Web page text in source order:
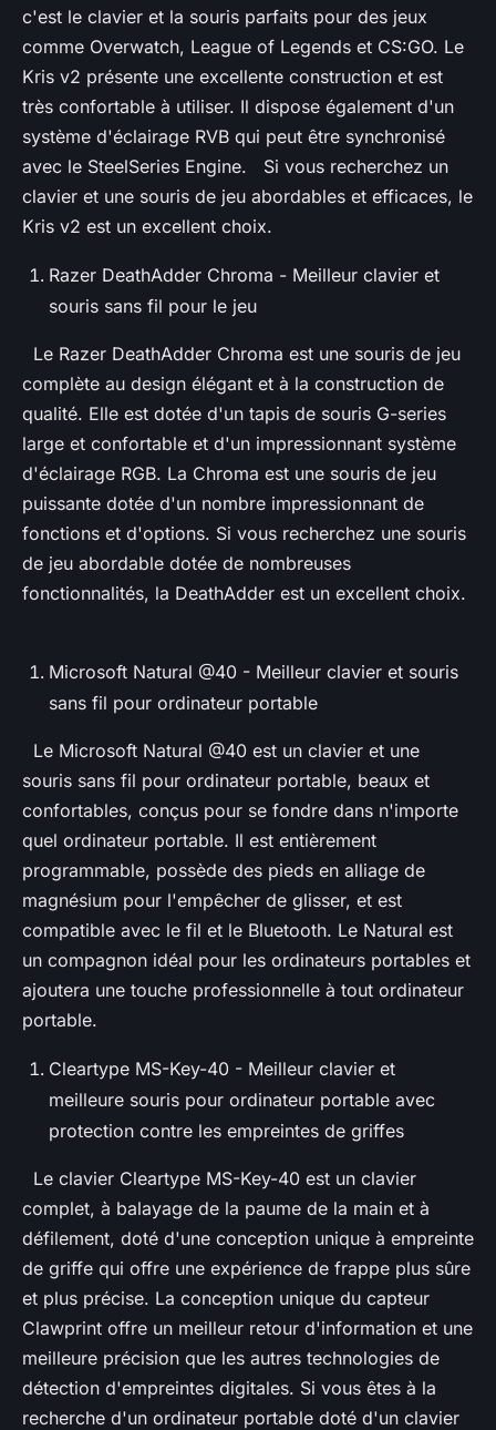
c'est le clavier et la souris parfaits pour des jeux
comme Overwatch, League of Legends et CS:GO. Le
Kris v2 présente une excellente construction et est
très confortable à utiliser. Il dispose également d'un
système d'éclairage RVB qui peut être synchronisé
avec le SteelSeries Engine. Si vous recherchez un
clavier et une souris de jeu abordables et efficaces, le
Kris v2 est un excellent choix.
Razer DeathAdder Chroma - Meilleur clavier et
souris sans fil pour le jeu
Le Razer DeathAdder Chroma est une souris de jeu
complète au design élégant et à la construction de
qualité. Elle est dotée d'un tapis de souris G-series
large et confortable et d'un impressionnant système
d'éclairage RGB. La Chroma est une souris de jeu
puissante dotée d'un nombre impressionnant de
fonctions et d'options. Si vous recherchez une souris
de jeu abordable dotée de nombreuses
fonctionnalités, la DeathAdder est un excellent choix.
Microsoft Natural @40 - Meilleur clavier et souris
sans fil pour ordinateur portable
Le Microsoft Natural @40 est un clavier et une
souris sans fil pour ordinateur portable, beaux et
confortables, conçus pour se fondre dans n'importe
quel ordinateur portable. Il est entièrement
programmable, possède des pieds en alliage de
magnésium pour l'empêcher de glisser, et est
compatible avec le fil et le Bluetooth. Le Natural est
un compagnon idéal pour les ordinateurs portables et
ajoutera une touche professionnelle à tout ordinateur
portable.
Cleartype MS-Key-40 - Meilleur clavier et
meilleure souris pour ordinateur portable avec
protection contre les empreintes de griffes
Le clavier Cleartype MS-Key-40 est un clavier
complet, à balayage de la paume de la main et à
défilement, doté d'une conception unique à empreinte
de griffe qui offre une expérience de frappe plus sûre
et plus précise. La conception unique du capteur
Clawprint offre un meilleur retour d'information et une
meilleure précision que les autres technologies de
détection d'empreintes digitales. Si vous êtes à la
recherche d'un ordinateur portable doté d'un clavier